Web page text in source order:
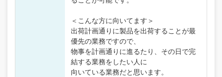
＜こんな方に向いてます＞
出荷計画通りに製品を出荷することが最
優先の業務ですので、
物事を計画通りに進るたり、その日で完
結する業務をしたい人に
向いている業務だと思います。